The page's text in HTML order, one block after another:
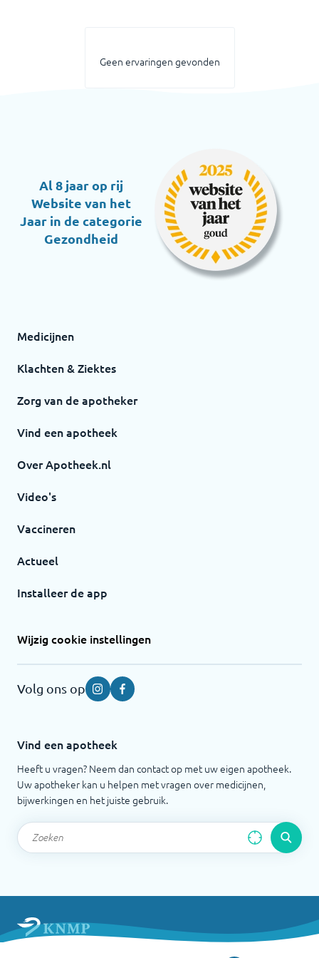
Geen ervaringen gevonden
Al 8 jaar op rij
Website van het
Jaar in de categorie
Gezondheid
Medicijnen
Klachten & Ziektes
Zorg van de apotheker
Vind een apotheek
Over Apotheek.nl
Video's
Vaccineren
Actueel
Installeer de app
Wijzig cookie instellingen
Volg ons op InstagramFacebook
Vind een apotheek
Heeft u vragen? Neem dan contact op met uw eigen apotheek.
Uw apotheker kan u helpen met vragen over medicijnen,
bijwerkingen en het juiste gebruik.